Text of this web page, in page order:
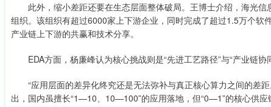
此外，缩小差距还要在生态层面整体破局。王博士介绍，海光信
组织。该组织有超过6000家上下游企业，同时完成了超过1.5万个
产业链上下游的共赢和技术分享。
EDA方面，杨廉峰认为核心挑战则是“先进工艺路径”与“产业链协同
“应用层面的差异化终究还是无法弥补与真正核心算力之间的差
出，国内虽擅长“1—10、10—100”的应用落地，但“0—1”的核心供